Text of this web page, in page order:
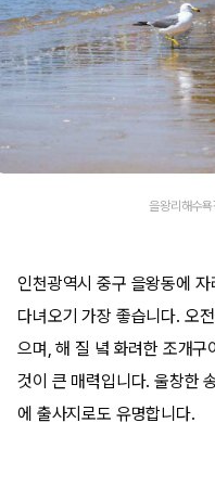
을왕리해수
인천광역시 중구 을왕동에
다녀오기 가장 좋습니다. 오
으며, 해 질 녘 화려한 조개
것이 큰 매력입니다. 울창한
에 출사지로도 유명합니다.